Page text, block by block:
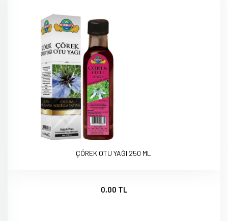
ÇÖREK OTU YAĞI 250 ML
0,00 TL